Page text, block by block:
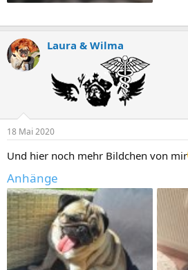
Laura & Wilma
18 Mai 2020
Und hier noch mehr Bildchen von mir
Anhänge